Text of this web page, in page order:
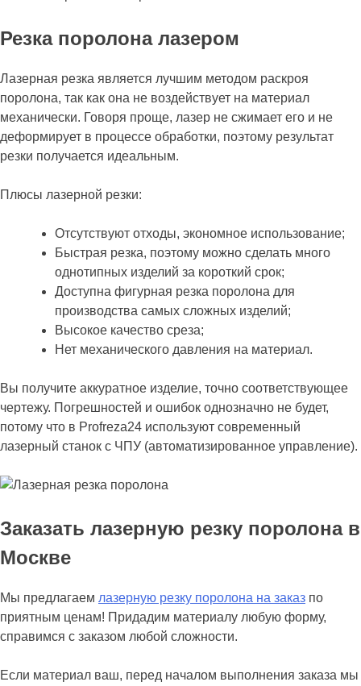
Резка поролона лазером
Лазерная резка является лучшим методом раскроя
поролона, так как она не воздействует на материал
механически. Говоря проще, лазер не сжимает его и не
деформирует в процессе обработки, поэтому результат
резки получается идеальным.
Плюсы лазерной резки:
Отсутствуют отходы, экономное использование;
Быстрая резка, поэтому можно сделать много
однотипных изделий за короткий срок;
Доступна фигурная резка поролона для
производства самых сложных изделий;
Высокое качество среза;
Нет механического давления на материал.
Вы получите аккуратное изделие, точно соответствующее
чертежу. Погрешностей и ошибок однозначно не будет,
потому что в Profreza24 используют современный
лазерный станок с ЧПУ (автоматизированное управление).
Заказать лазерную резку поролона в
Москве
Мы предлагаем лазерную резку поролона на заказ по
приятным ценам! Придадим материалу любую форму,
справимся с заказом любой сложности.
Если материал ваш, перед началом выполнения заказа мы